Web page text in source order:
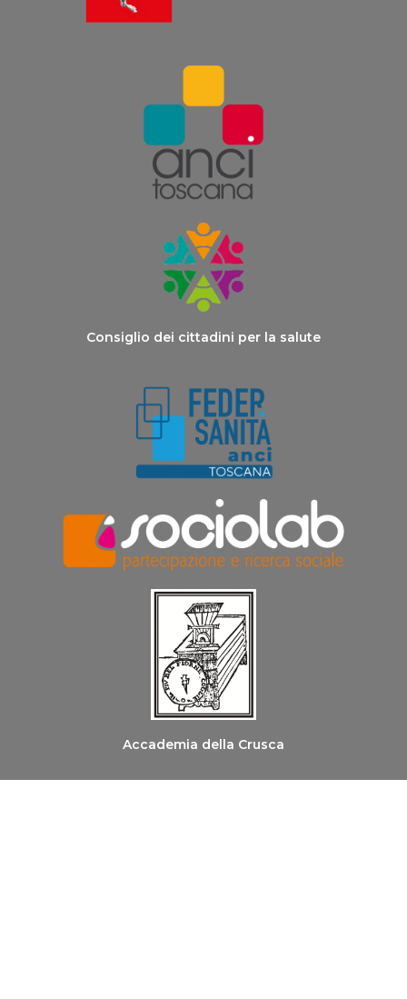
Consiglio dei cittadini per la salute
Accademia della Crusca